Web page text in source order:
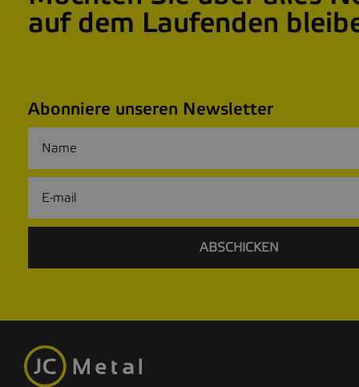
auf dem Laufenden
Abonniere unseren Newsletter